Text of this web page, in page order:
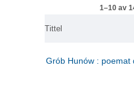
1–10 av
Tittel
Grób Hunów : poemat